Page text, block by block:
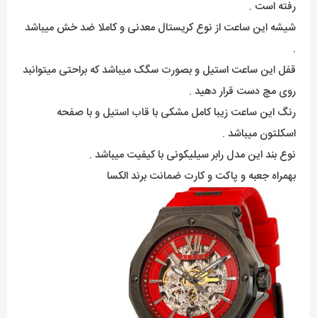
رفته است .
شیشه این ساعت از نوع کریستال معدنی و کاملا ضد خش میباشد
.
قفل این ساعت استیل و بصورت سگک میباشد که براحتی میتوانبد
روی مچ دست قرار دهید .
رنگ این ساعت زیبا کامل مشکی با قاب استیل و با صفحه
اسکلتون میباشد .
نوع بند این مدل رابر سیلیکونی با کیفیت میباشد .
بهمراه جعبه و پاکت و کارت ضمانت برند الکسا